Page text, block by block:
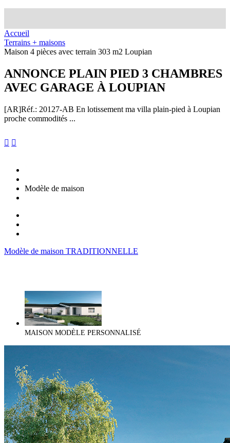
Accueil
Terrains + maisons
Maison 4 pièces avec terrain 303 m2 Loupian
ANNONCE PLAIN PIED 3 CHAMBRES
AVEC GARAGE À LOUPIAN
[AR]Réf.: 20127-AB En lotissement ma villa plain-pied à Loupian
proche commodités ...
 
Modèle de maison
Modèle de maison TRADITIONNELLE
MAISON MODÈLE PERSONNALISÉ